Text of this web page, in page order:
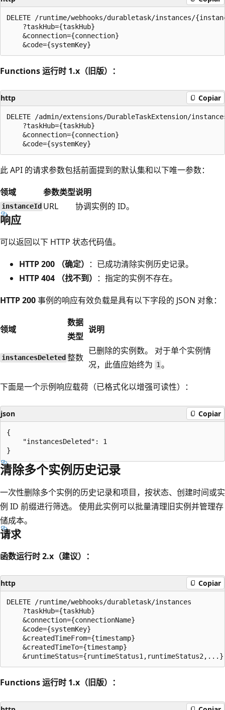
DELETE /runtime/webhooks/durabletask/instances/
    ?taskHub={taskHub}
    &connection={connection}
Functions 运行时 1.x（旧版）：
http Copiar
DELETE /admin/extensions/DurableTaskExtension/
    ?taskHub={taskHub}
    &connection={connection}
此 API 的请求参数包括前面提到的默认集和以下唯一参数：
领域
参数类型说明
instanceId URL 协调实例的 ID。
响应
可以返回以下 HTTP 状态代码值。
HTTP 200 （确定） ：已成功清除实例历史记录。
HTTP 404 （找不到） ：指定的实例不存在。
HTTP 200事例的响应有效负载是具有以下字段的 JSON 对象：
领域
数据
类型
说明
instancesDeleted 整数
已删除的实例数。 对于单个实例情
况，此值应始终为 1。
下面是一个示例响应载荷（已格式化以增强可读性）：
json Copiar
{
    "instancesDeleted": 1
清除多个实例历史记录
一次性删除多个实例的历史记录和项目，按状态、创建时间或实
例 ID 前缀进行筛选。 使用此实例可以批量清理旧实例并管理存
储成本。
请求
函数运行时 2.x（建议）：
http Copiar
DELETE /runtime/webhooks/durabletask/instances
    ?taskHub={taskHub}
    &connection={connectionName}
    &code={systemKey}
    &createdTimeFrom={timestamp}
    &createdTimeTo={timestamp}
Functions 运行时 1.x（旧版）：